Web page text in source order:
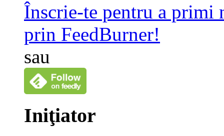
Înscrie-te pentru a primi
prin FeedBurner!
sau
Iniţiator